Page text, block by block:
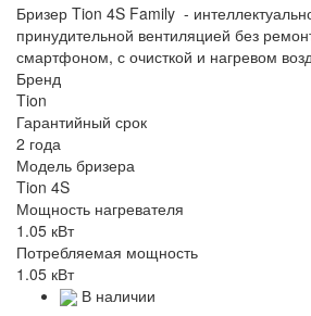
Бризер Tion 4S Family -
принудительной вентиляцией без
смартфоном, с очисткой и нагревом
Бренд
Tion
Гарантийный срок
2 года
Модель бризера
Tion 4S
Мощность нагревателя
1.05 кВт
Потребляемая мощность
1.05 кВт
В наличии